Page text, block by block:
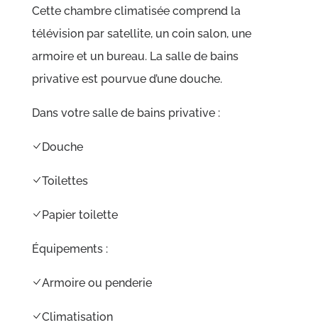
Cette chambre climatisée comprend la
télévision par satellite, un coin salon, une
armoire et un bureau. La salle de bains
privative est pourvue d’une douche.
Dans votre salle de bains privative :
Douche
Toilettes
Papier toilette
Équipements : ​
Armoire ou penderie
Climatisation